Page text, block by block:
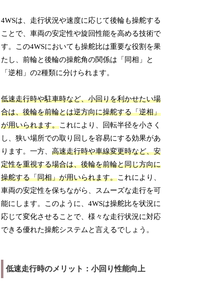
4WSは、走行状況や速度に応じて後輪も操舵する
ことで、車両の安定性や旋回性能を高める技術で
す。この4WSにおいても操舵比は重要な役割を果
たし、前輪と後輪の操舵角の関係は「同相」と
「逆相」の2種類に分けられます。
低速走行時や駐車時など、小回りを利かせたい場
合は、後輪を前輪とは逆方向に操舵する「逆相」
が用いられます。これにより、回転半径を小さく
し、狭い場所での取り回しを容易にする効果があ
ります。一方、高速走行時や車線変更時など、安
定性を重視する場合は、後輪を前輪と同じ方向に
操舵する「同相」が用いられます。これにより、
車両の安定性を保ちながら、スムーズな走行を可
能にします。このように、4WSは操舵比を状況に
応じて変化させることで、様々な走行状況に対応
できる優れた操舵システムと言えるでしょう。
低速走行時のメリット：小回り性能向上